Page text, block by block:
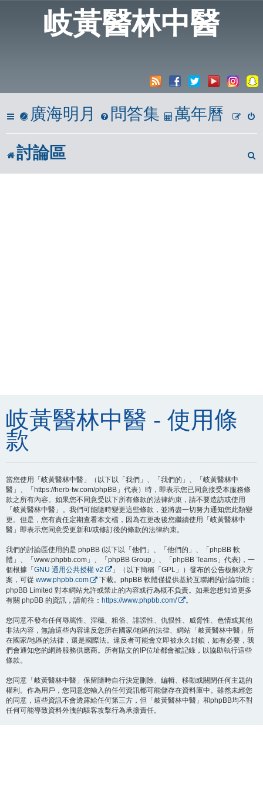
岐黃醫林中醫
廣海明月 問答集 萬年曆
討論區
岐黃醫林中醫 - 使用條
款
當您使用「岐黃醫林中醫」（以下以「我們」、「我們的」、「岐黃醫林中
醫」、「https://herb-tw.com/phpBB」代表）時，即表示您已同意接受本服務條
款之所有內容。如果您不同意受以下所有條款的法律約束，請不要造訪或使用
「岐黃醫林中醫」。我們可能隨時變更這些條款，並將盡一切努力通知您此類變
更。但是，您有責任定期查看本文檔，因為在更改後您繼續使用「岐黃醫林中
醫」即表示您同意受更新和/或修訂後的條款的法律約束。
我們的討論區使用的是 phpBB (以下以「他們」、「他們的」、「phpBB 軟
體」、「www.phpbb.com」、「phpBB Group」、「phpBB Teams」代表)，一
個根據「 GNU 通用公共授權 v2
」（以下簡稱「GPL」）發布的公告板解決方
案，可從 www.phpbb.com
下載。phpBB 軟體僅提供基於互聯網的討論功能；
phpBB Limited 對本網站允許或禁止的內容或行為概不負責。如果您想知道更多
有關 phpBB 的資訊，請前往： https://www.phpbb.com/ 。
您同意不發布任何辱罵性、淫穢、粗俗、誹謗性、仇恨性、威脅性、色情或其他
非法內容，無論這些內容違反您所在國家/地區的法律、網站「岐黃醫林中醫」所
在國家/地區的法律，還是國際法。違反者可能會立即被永久封鎖，如有必要，我
們會通知您的網路服務供應商。所有貼文的IP位址都會被記錄，以協助執行這些
條款。
您同意「岐黃醫林中醫」保留隨時自行決定刪除、編輯、移動或關閉任何主題的
權利。作為用戶，您同意您輸入的任何資訊都可能儲存在資料庫中。雖然未經您
的同意，這些資訊不會透露給任何第三方，但「岐黃醫林中醫」和phpBB均不對
任何可能導致資料外洩的駭客攻擊行為承擔責任。